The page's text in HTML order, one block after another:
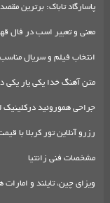
پاسارگاد تاباک: برترین
معنی و تعبیر اسب در فال
انتخاب فیلم و سریال
متن آهنگ خدا یکی یار یکی
جراحی هموروئید درکلینیک
رزرو آنلاین تور کربلا با
مشخصات فنی زانتیا
ویزای چین، تایلند و